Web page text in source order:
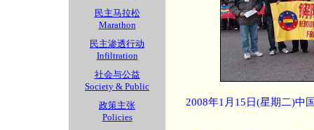
民主马拉松
Marathon
民主渗透行动
Infiltration
社会与公益
Society & Public
政策主张
Policies
2008年1月15日(星期二)中